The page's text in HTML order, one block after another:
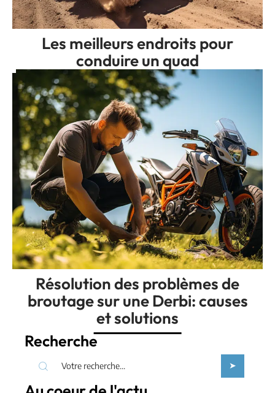
Les meilleurs endroits pour
conduire un quad
Résolution des problèmes de
broutage sur une Derbi: causes
et solutions
Recherche